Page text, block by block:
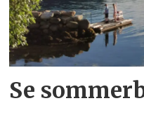
Se